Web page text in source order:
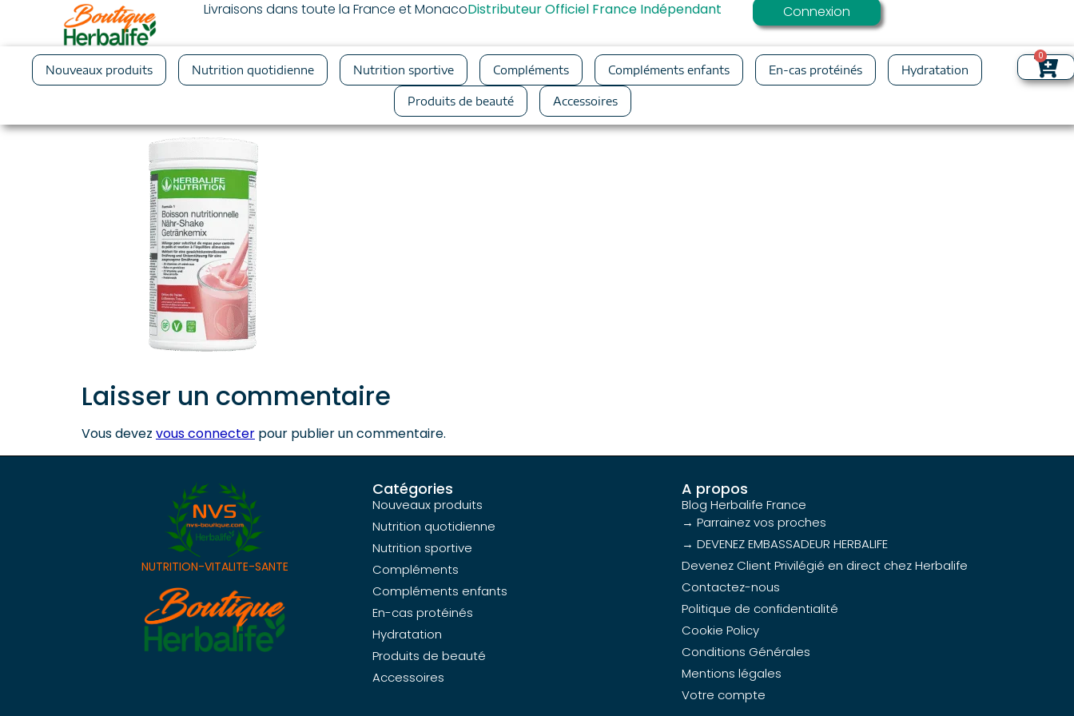
Livraisons dans toute la France et MonacoDistributeur Officiel France Indépendant Connexion
Nouveaux produits Nutrition quotidienne Nutrition sportive Compléments Compléments enfants En-cas protéinés Hydratation
Produits de beauté Accessoires
0
Laisser un commentaire
Vous devez vous connecter pour publier un commentaire.
NUTRITION-VITALITE-SANTE
Catégories
Nouveaux produits
Nutrition quotidienne
Nutrition sportive
Compléments
Compléments enfants
En-cas protéinés
Hydratation
Produits de beauté
Accessoires
A propos
Blog Herbalife France
→ Parrainez vos proches
→ DEVENEZ EMBASSADEUR HERBALIFE
Devenez Client Privilégié en direct chez Herbalife
Contactez-nous
Politique de confidentialité
Cookie Policy
Conditions Générales
Mentions légales
Votre compte